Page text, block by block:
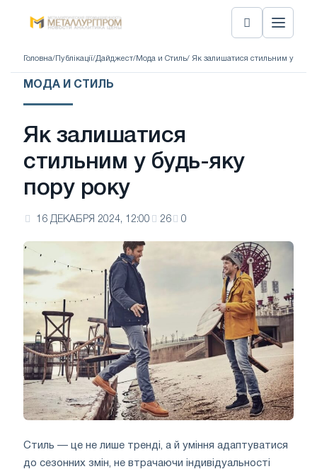
Головна/ Публікації/Дайджест/ Мода и Стиль/ Як залишатися стильним у будь-
МОДА И СТИЛЬ
Як залишатися
стильним у будь-яку
пору року
16 ДЕКАБРЯ 2024, 12:00 26 0
Стиль — це не лише тренді, а й уміння адаптуватися
до сезонних змін, не втрачаючи індивідуальності